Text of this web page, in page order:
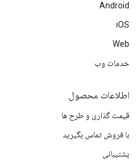
Android
iOS
Web
خدمات وب
اطلاعات محصول
قیمت گذاری و طرح ها
با فروش تماس بگیرید
پشتیبانی